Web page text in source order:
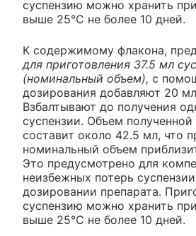
суспензию можно хранить
выше 25°С не более 10 дней.
К содержимому флакона,
для приготовления 37.5 мл
(номинальный объем), с
дозирования добавляют 20
Взбалтывают до получения
суспензии. Объем полученной
составит около 42.5 мл, что
номинальный объем
Это предусмотрено для
неизбежных потерь
дозировании препарата.
суспензию можно хранить
выше 25°С не более 10 дней.